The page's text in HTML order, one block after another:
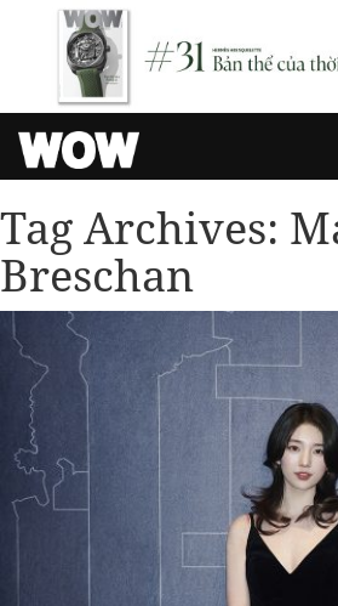
Tag Archives:
Breschan